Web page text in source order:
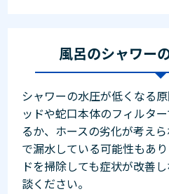
風呂のシャワー
シャワーの水圧が低くなる
ッドや蛇口本体のフィルタ
るか、ホースの劣化が考え
で漏水している可能性もあ
ドを掃除しても症状が改善
談ください。